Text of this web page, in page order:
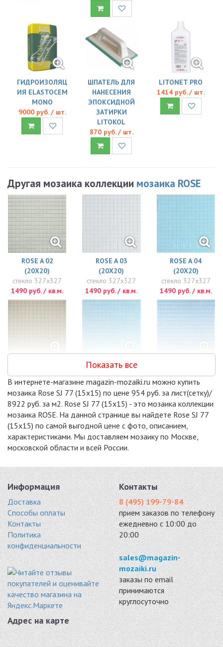
ГИДРОИЗОЛЯЦ
ИЯ ELASTOCEM
MONO
9000 руб. / шт.
ШПАТЕЛЬ ДЛЯ
НАНЕСЕНИЯ
ЭПОКСИДНОЙ
ЗАТИРКИ
LITOKOL
870 руб. / шт.
LITONET PRO
1414 руб. / шт.
Другая мозаика коллекции мозаика ROSE
ROSE A 02
(20X20)
стекло 327x327
1490 руб. / кв.м.
ROSE A 03
(20X20)
стекло 327x327
1490 руб. / кв.м.
ROSE A 04
(20X20)
стекло 327x327
1490 руб. / кв.м.
(20X20)
стекло 327x327
1490 руб. / кв.м.
ROSE A 11
(20X20)
стекло 327x327
1490 руб. / кв.м.
(20X20)
стекло 327x327
1490 руб. / кв.м.
ROSE A 12(1)
стекло 327x327
1490 руб. / кв.м.
ROSE A 121
(20X20)
стекло 327x327
1490 руб. / кв.м.
ROSE A 17
(20X20)
стекло 327x327
1490 руб. / кв.м.
ROSE A 21
(20X20)
стекло 327x327
1490 руб. / кв.м.
ROSE A 34
(20X20)
стекло 327x327
1490 руб. / кв.м.
ROSE A 35
(20X20)
стекло 327x327
1490 руб. / кв.м.
Показать все
В интернете-магазине magazin-mozaiki.ru можно купить
мозаика Rose SJ 77 (15x15) по цене 954 руб. за лист(сетку)/
8922 руб. за м2. Rose SJ 77 (15x15) - это мозаика коллекции
мозаика ROSE. На данной странице вы найдете Rose SJ 77
(15x15) по самой выгодной цене с фото, описанием,
характеристиками. Мы доставляем мозаику по Москве,
московской области и всей России.
Информация
Доставка
Способы оплаты
Контакты
Политика
конфиденциальности
Контакты
8 (495) 199-79-84
прием заказов по телефону
ежедневно с 10:00 до
20:00
sales@magazin-
mozaiki.ru
заказы по email
принимаются
круглосуточно
Адрес на карте